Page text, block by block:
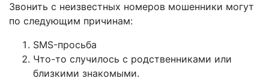
Звонить с неизвестных номеров мошенники могут
по следующим причинам:
SMS-просьба
Что-то случилось с родственниками или
близкими знакомыми.